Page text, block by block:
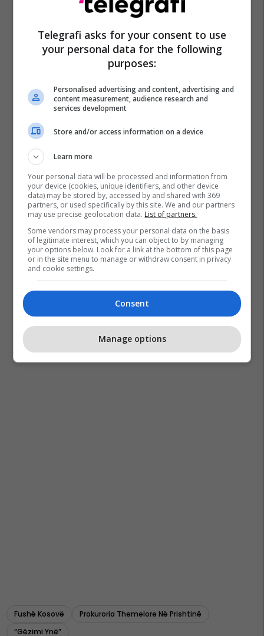
Fushë Kosovë
Prokuroria Themelore Në Prishtinë
“gëzimi Ynë”
Telegrafi asks for your consent to use
your personal data for the following
purposes:
Personalised advertising and content, advertising and
content measurement, audience research and
services development
Store and/or access information on a device
Learn more
Your personal data will be processed and information from
your device (cookies, unique identifiers, and other device
data) may be stored by, accessed by and shared with 369
partners, or used specifically by this site. We and our partners
may use precise geolocation data. List of partners.
Some vendors may process your personal data on the basis
of legitimate interest, which you can object to by managing
your options below. Look for a link at the bottom of this page
or in the site menu to manage or withdraw consent in privacy
and cookie settings.
Consent
Manage options